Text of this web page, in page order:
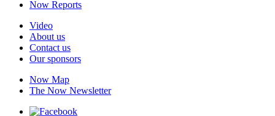
Now Reports
Video
About us
Contact us
Our sponsors
Now Map
The Now Newsletter